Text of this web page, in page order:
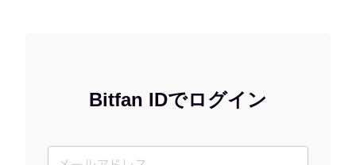
Bitfan IDでログイン